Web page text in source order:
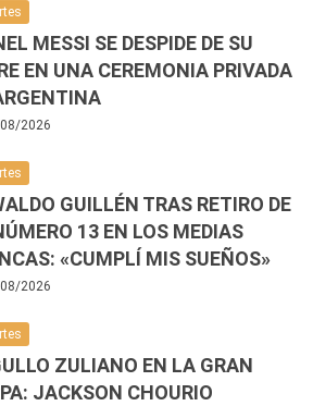
MESSI SE DESPIDE DE SU
EN UNA CEREMONIA PRIVADA
2026
GUILLÉN TRAS RETIRO DE
13 EN LOS MEDIAS
«CUMPLÍ MIS SUEÑOS»
2026
ZULIANO EN LA GRAN
JACKSON CHOURIO